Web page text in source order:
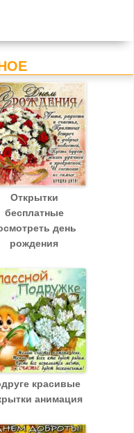
Открытки
бесплатные
день
рождения
красивые
анимация